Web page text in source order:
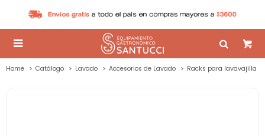

Home Catálogo Lavado Accesorios de Lavado Racks para lavavajilla